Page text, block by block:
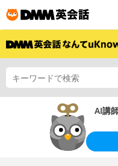
AI講